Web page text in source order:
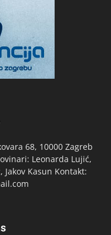
68, 10000 Zagreb
Leonarda Lujić,
Kasun Kontakt: